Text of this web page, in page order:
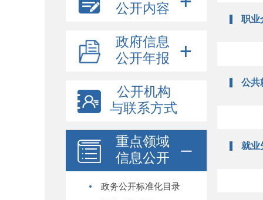
公开内容
政府信息
公开年报
公开机构
与联系方式
重点领域
信息公开
政务公开标准化目录
职业
公共
就业